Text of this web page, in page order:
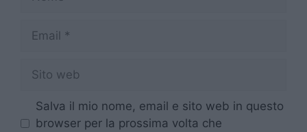
web
Salva il mio nome, email e sito web in questo
browser per la prossima volta che